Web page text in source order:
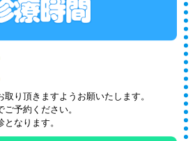
取り頂きますようお願いたします。
予約ください。
なります。